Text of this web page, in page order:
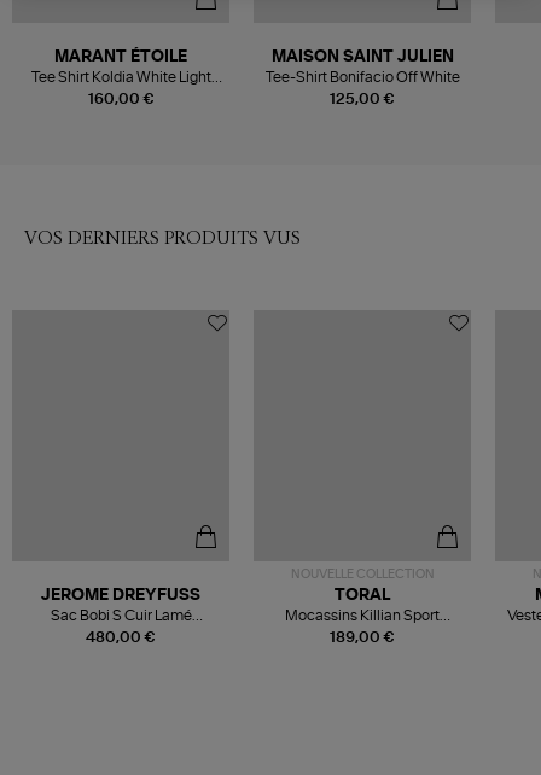
160,00 €
MARANT ÉTOILE
Tee Shirt Koldia White Light
Gold
125,00 €
MAISON SAINT JULIEN
Tee-Shirt Bonifacio Off White
VOS DERNIERS PRODUITS VUS
480,00 €
JEROME DREYFUSS
Sac Bobi S Cuir Lamé
Champagne
NOUVELLE COLLECTION
189,00 €
TORAL
Mocassins Killian Sport
Mousse